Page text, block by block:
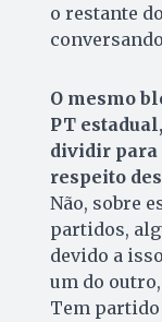
o restante
O mesmo
PT
dividir para
respeito
Não, sobre
partidos,
devido a
um do
Tem partido